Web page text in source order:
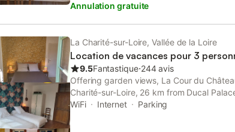
Annulation gratuite
La Charité-sur-Loire, Vallée de la Loire
Location de vacances pour 3
9.5Fantastique⋅244 avis
Offering garden views, La Cour du
Charité-sur-Loire, 26 km from Ducal
Train Station. This property offers access
WiFi Internet Parking